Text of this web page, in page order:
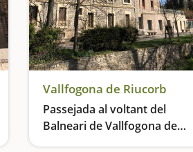
Vallfogona de Riucorb
Passejada al voltant del
Balneari de Vallfogona de
Relax i pau